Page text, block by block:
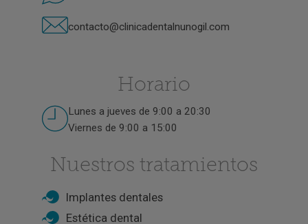
contacto@clinicadentalnunogil.com
Horario
Lunes a jueves de 9:00 a 20:30
Viernes de 9:00 a 15:00
Nuestros tratamientos
Implantes dentales
Estética dental